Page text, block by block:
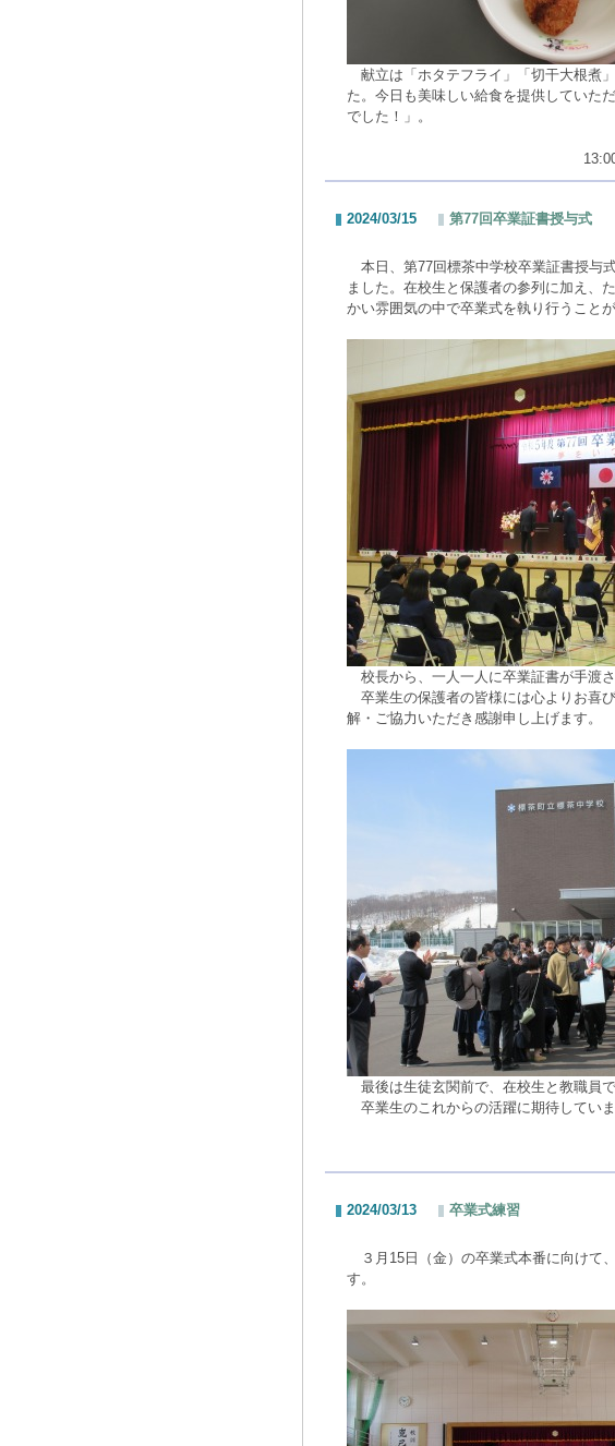
献立は「ホタテフライ」「切干大根煮
た。今日も美味しい給食を提供していた
でした！」。
2024/03/15 第77回卒業証書授与式
本日、第77回標茶中学校卒業証書授与
ました。在校生と保護者の参列に加え、
かい雰囲気の中で卒業式を執り行うことが
校長から、一人一人に卒業証書が手渡さ
卒業生の保護者の皆様には心よりお喜
解・ご協力いただき感謝申し上げます。
最後は生徒玄関前で、在校生と教職員で
卒業生のこれからの活躍に期待していま
2024/03/13 卒業式練習
３月15日（金）の卒業式本番に向けて
す。